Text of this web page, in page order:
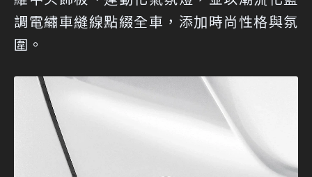
調電繡車縫線點綴全車，添加時尚性格與氛
圍。